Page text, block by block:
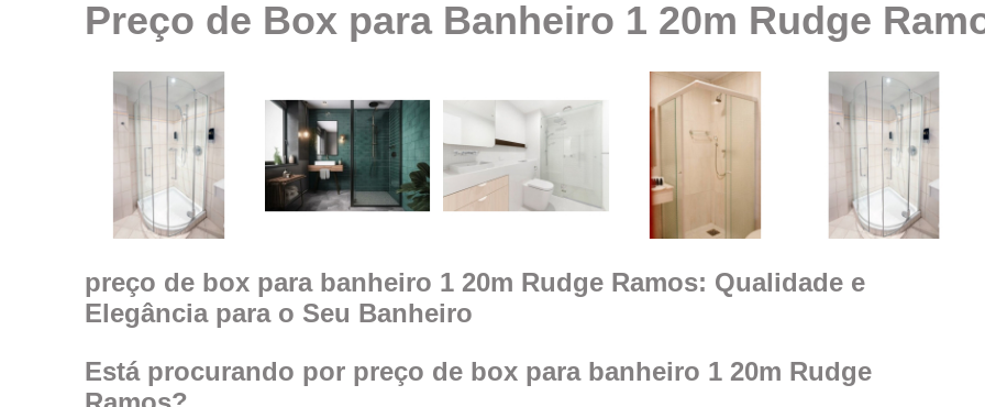
Espelhos em
ambientes
Fechamento de
ambiente com
vidro
Guarda corpo
vidro
Janelas de
vidro
Janelas em
vidro
Box Vidro
Box de Vidro
Box
Box de Vidro
Box de Vidro
Box para
Cobertura de
Preço de Box para Banheiro 1 20m Rudge
preço de box para banheiro 1 20m Rudge Ramos: Qualidade e
Elegância para o Seu Banheiro
Está procurando por preço de box para banheiro 1 20m Rudge